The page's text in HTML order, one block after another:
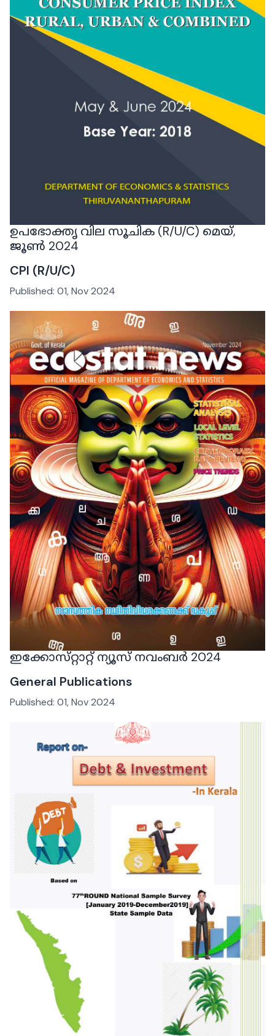
ഉപഭോക്തൃ വില സൂചിക (R/U/C) മെയ്,
ജൂൺ 2024
CPI (R/U/C)
Published: 01, Nov 2024
ഇക്കോസ്‌റ്റാറ്റ് ന്യൂസ് നവംബർ 2024
General Publications
Published: 01, Nov 2024